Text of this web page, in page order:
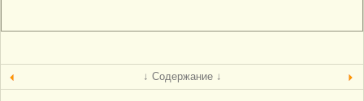
↓ Содержание ↓